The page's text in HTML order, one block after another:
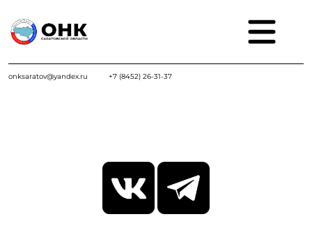
onksaratov@yandex.ru +7 (8452) 26-31-37